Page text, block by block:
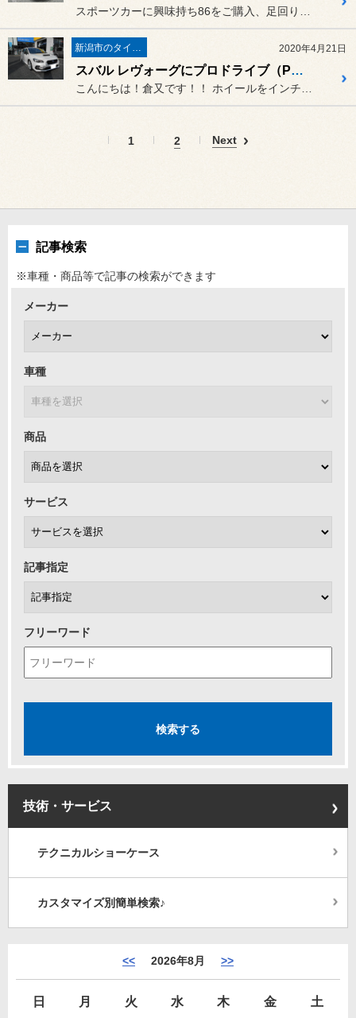
スポーツカーに興味持ち86をご購入、足回りから始めました！これから...
新潟市のタイヤ屋さんなんです 2020年4月21日
スバル レヴォーグにプロドライブ（Prodrive）GC-0100装着
こんにちは！倉又です！！ ホイールをインチアップする事も大...
1 2 Next
記事検索
※車種・商品等で記事の検索ができます
メーカー
車種
商品
サービス
記事指定
フリーワード
技術・サービス
テクニカルショーケース
カスタマイズ別簡単検索♪
<< 2026年8月 >>
日 月 火 水 木 金
土